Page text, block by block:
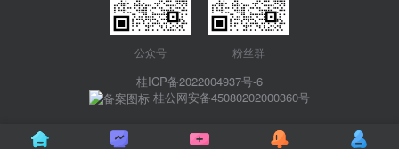
公众号 粉丝群
桂ICP备2022004937号-6
桂公网安备45080202000360号